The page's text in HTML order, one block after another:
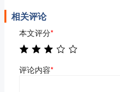
相关评论
本文评分*
评论内容*